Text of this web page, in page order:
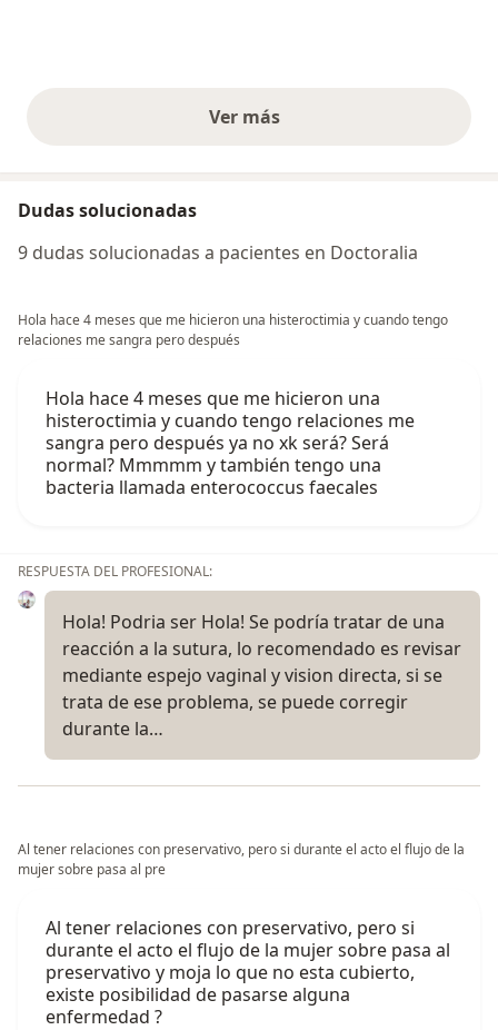
Ver másopiniones anteriores
Dudas solucionadas
9 dudas solucionadas a pacientes en Doctoralia
Hola hace 4 meses que me hicieron una histeroctimia y cuando tengo
relaciones me sangra pero después
Hola hace 4 meses que me hicieron una
histeroctimia y cuando tengo relaciones me
sangra pero después ya no xk será? Será
normal? Mmmmm y también tengo una
bacteria llamada enterococcus faecales
RESPUESTA DEL PROFESIONAL:
Hola! Podria ser Hola! Se podría tratar de una
reacción a la sutura, lo recomendado es revisar
mediante espejo vaginal y vision directa, si se
trata de ese problema, se puede corregir
durante la…
Al tener relaciones con preservativo, pero si durante el acto el flujo de la
mujer sobre pasa al pre
Al tener relaciones con preservativo, pero si
durante el acto el flujo de la mujer sobre pasa al
preservativo y moja lo que no esta cubierto,
existe posibilidad de pasarse alguna
enfermedad ?